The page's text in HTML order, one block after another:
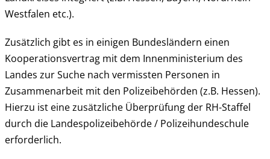
Westfalen etc.).
Zusätzlich gibt es in einigen Bundesländern einen
Kooperationsvertrag mit dem Innenministerium des
Landes zur Suche nach vermissten Personen in
Zusammenarbeit mit den Polizeibehörden (z.B. Hessen).
Hierzu ist eine zusätzliche Überprüfung der RH-Staffel
durch die Landespolizeibehörde / Polizeihundeschule
erforderlich.